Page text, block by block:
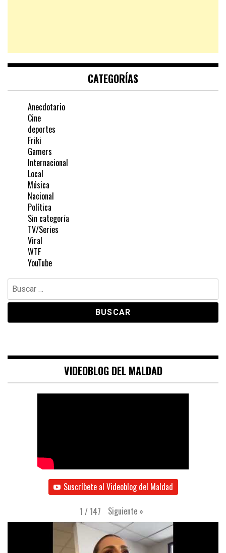
CATEGORÍAS
Anecdotario
Cine
deportes
Friki
Gamers
Internacional
Local
Música
Nacional
Política
Sin categoría
TV/Series
Viral
WTF
YouTube
Buscar:
VIDEOBLOG DEL MALDAD
Suscríbete al Videoblog del Maldad
1 /147 Siguiente »